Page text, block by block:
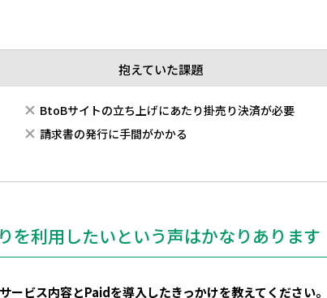
抱えていた課題
BtoBサイトの立ち上げにあたり掛売り決済が必要
請求書の発行に手間がかかる
を利用したいという声はかなりあります
ービス内容とPaidを導入したきっかけを教えてください。